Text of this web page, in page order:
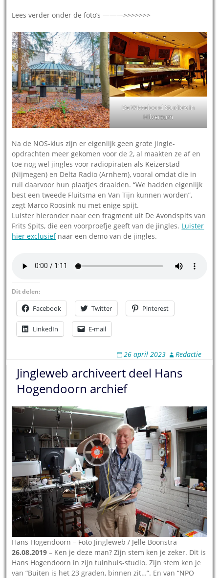
Lees verder onder de foto’s ———>>>>>>>
De Wisseloord Studio’s in
Hilversum
Na de NOS-klus zijn er eigenlijk geen grote jingle-
opdrachten meer gekomen voor de 2, al maakten ze af en
toe nog wel jingles voor radiopiraten als Keizerstad
(Nijmegen) en Delta Radio (Arnhem), vooral omdat die in
ruil daarvoor hun plaatjes draaiden. “We hadden eigenlijk
best een tweede Fluitsma en Van Tijn kunnen worden”,
zegt Marco Roosink nu met enige spijt.
Luister hieronder naar een fragment uit De Avondspits van
Frits Spits, die een voorproefje geeft van de jingles. Luister
hier exclusiefnaar een demo van de jingles.
Dit delen:
Facebook Twitter Pinterest
LinkedIn E-mail
26 april 2023 Redactie
Jingleweb archiveert deel Hans
Hogendoorn archief
Hans Hogendoorn – Foto Jingleweb / Jelle Boonstra
26.08.2019 – Ken je deze man? Zijn stem ken je zeker. Dit is
Hans Hogendoorn in zijn tuinhuis-studio. Zijn stem ken je
van “Buiten is het 23 graden, binnen zit…”. En van “NPO